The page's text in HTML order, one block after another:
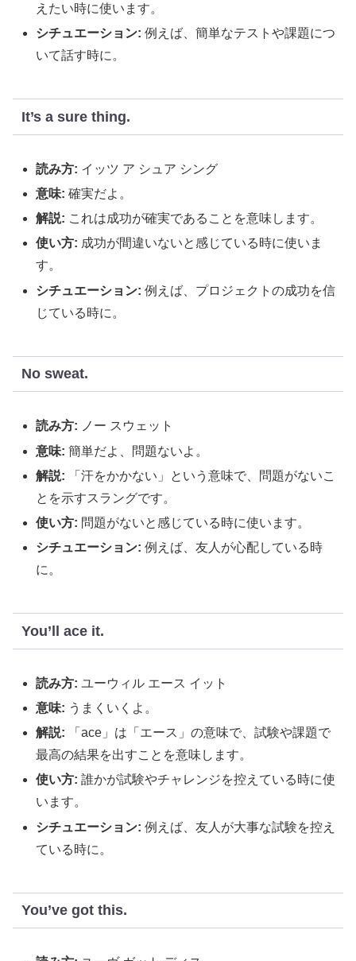
えたい時に使います。
シチュエーション: 例えば、簡単なテストや課題につ
いて話す時に。
It’s a sure thing.
読み方: イッツ ア シュア シング
意味: 確実だよ。
解説: これは成功が確実であることを意味します。
使い方: 成功が間違いないと感じている時に使いま
す。
シチュエーション: 例えば、プロジェクトの成功を信
じている時に。
No sweat.
読み方: ノー スウェット
意味: 簡単だよ、問題ないよ。
解説: 「汗をかかない」という意味で、問題がないこ
とを示すスラングです。
使い方: 問題がないと感じている時に使います。
シチュエーション: 例えば、友人が心配している時
に。
You’ll ace it.
読み方: ユーウィル エース イット
意味: うまくいくよ。
解説: 「ace」は「エース」の意味で、試験や課題で
最高の結果を出すことを意味します。
使い方: 誰かが試験やチャレンジを控えている時に使
います。
シチュエーション: 例えば、友人が大事な試験を控え
ている時に。
You’ve got this.